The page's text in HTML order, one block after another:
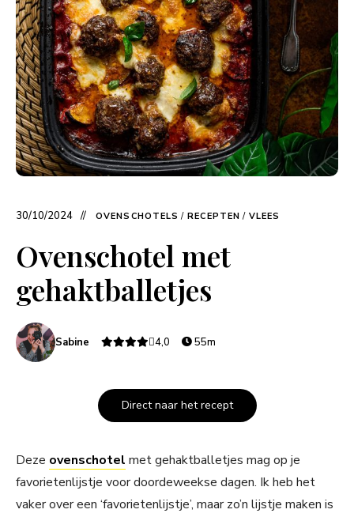
30/10/2024 OVENSCHOTELS / RECEPTEN / VLEES
Ovenschotel met
gehaktballetjes
Sabine 4,0 55m
Direct naar het recept
Deze ovenschotel met gehaktballetjes mag op je
favorietenlijstje voor doordeweekse dagen. Ik heb het
vaker over een ‘favorietenlijstje’, maar zo’n lijstje maken is